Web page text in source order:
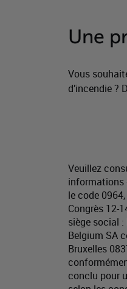
Une
Vous
d’incendie ?
Veuillez
informations
le code
Congrès 12-
siège social :
Belgium SA
Bruxelles
conclu pour